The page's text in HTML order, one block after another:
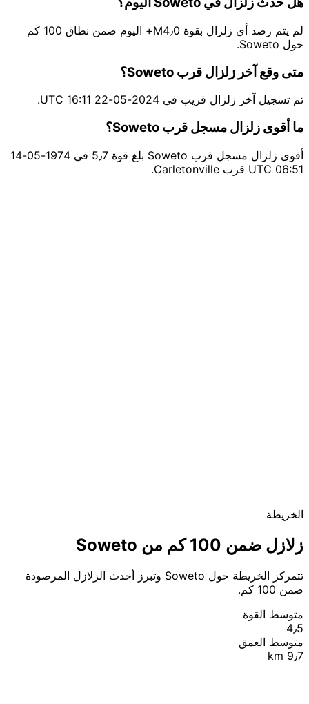
لم يتم رصد أي زلزال بقوة M4٫0+ اليوم ضمن نطاق 100 كم
حول Soweto.
متى وقع آخر زلزال قرب Soweto؟
تم تسجيل آخر زلزال قريب في 2024-05-22 16:11 UTC.
ما أقوى زلزال مسجل قرب Soweto؟
أقوى زلزال مسجل قرب Soweto بلغ قوة 5٫7 في 1974-05-14
06:51 UTC قرب Carletonville.
الخريطة
زلازل ضمن 100 كم من Soweto
تتمركز الخريطة حول Soweto وتبرز أحدث الزلازل المرصودة
ضمن 100 كم.
متوسط القوة
4٫5
متوسط العمق
9٫7 km
Leaflet
© OpenStreetMap contributors